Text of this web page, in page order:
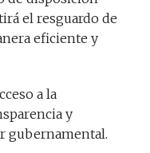
el resguardo de
eficiente y
a la
y
gubernamental.